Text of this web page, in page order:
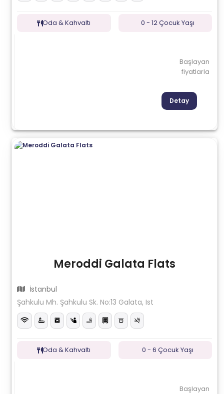
Oda & Kahvaltı 0 - 12 Çocuk Yaşı
Başlayan
fiyatlarla
Detay
Meroddi Galata Flats
İstanbul
Şahkulu Mh. Şahkulu Sk. No:13 Galata, Ist
Oda & Kahvaltı 0 - 6 Çocuk Yaşı
Başlayan